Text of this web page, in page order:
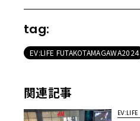
tag:
EV:LIFE FUTAKOTAMAGAWA2024
関連記事